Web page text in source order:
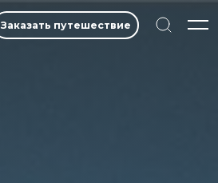
Заказать путешествие